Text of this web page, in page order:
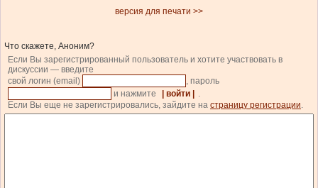
версия для печати >>
Что скажете, Аноним?
Если Вы зарегистрированный пользователь и хотите участвовать в
дискуссии — введите
свой логин (email)
, пароль
и нажмите
| войти |
.
Если Вы еще не зарегистрировались, зайдите на страницу регистрации.